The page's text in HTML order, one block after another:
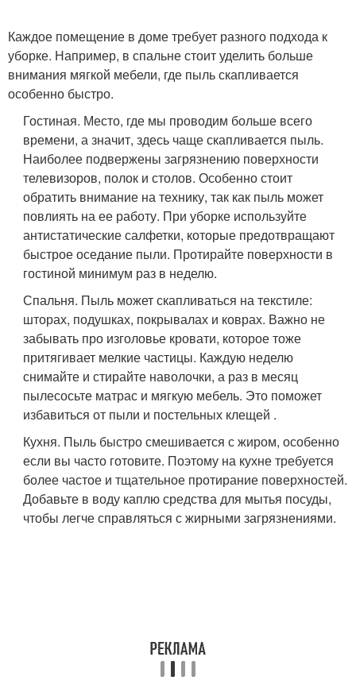
Каждое помещение в доме требует разного подхода к
уборке. Например, в спальне стоит уделить больше
внимания мягкой мебели, где пыль скапливается
особенно быстро.
Гостиная. Место, где мы проводим больше всего
времени, а значит, здесь чаще скапливается пыль.
Наиболее подвержены загрязнению поверхности
телевизоров, полок и столов. Особенно стоит
обратить внимание на технику, так как пыль может
повлиять на ее работу. При уборке используйте
антистатические салфетки, которые предотвращают
быстрое оседание пыли. Протирайте поверхности в
гостиной минимум раз в неделю.
Спальня. Пыль может скапливаться на текстиле:
шторах, подушках, покрывалах и коврах. Важно не
забывать про изголовье кровати, которое тоже
притягивает мелкие частицы. Каждую неделю
снимайте и стирайте наволочки, а раз в месяц
пылесосьте матрас и мягкую мебель. Это поможет
избавиться от пыли и постельных клещей .
Кухня. Пыль быстро смешивается с жиром, особенно
если вы часто готовите. Поэтому на кухне требуется
более частое и тщательное протирание поверхностей.
Добавьте в воду каплю средства для мытья посуды,
чтобы легче справляться с жирными загрязнениями.